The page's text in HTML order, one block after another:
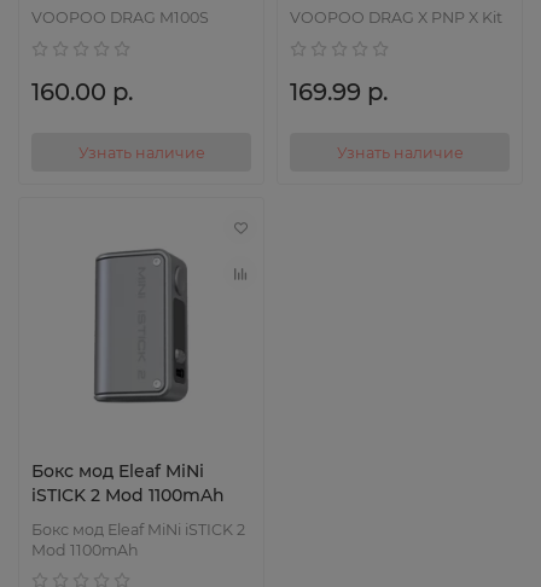
VOOPOO DRAG M100S
160.00 р.
Узнать наличие
VOOPOO DRAG X PNP X Kit
169.99 р.
Узнать наличие
Бокс мод Eleaf MiNi
iSTICK 2 Mod 1100mAh
Бокс мод Eleaf MiNi iSTICK 2
Mod 1100mAh